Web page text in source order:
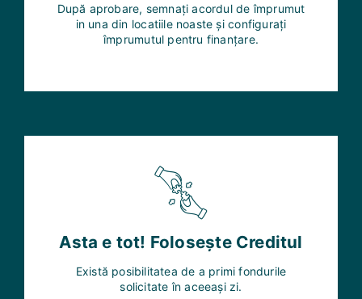
După aprobare, semnați acordul de împrumut
in una din locatiile noaste și configurați
împrumutul pentru finanțare.
Asta e tot! Folosește Creditul
Există posibilitatea de a primi fondurile
solicitate în aceeași zi.